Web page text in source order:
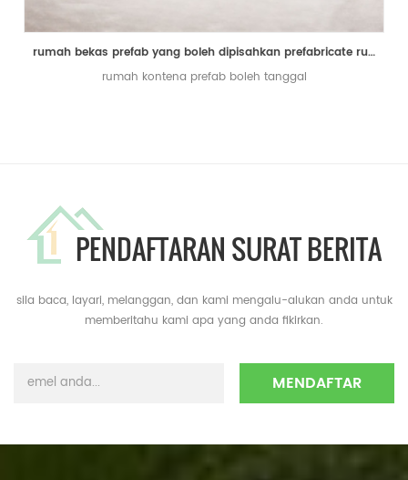
rumah bekas prefab yang boleh dipisahkan prefabricate rumah-rumah kecil untuk kem pekerja
rumah kontena prefab boleh tanggal
PENDAFTARAN SURAT BERITA
sila baca, layari, melanggan, dan kami mengalu-alukan anda untuk
memberitahu kami apa yang anda fikirkan.